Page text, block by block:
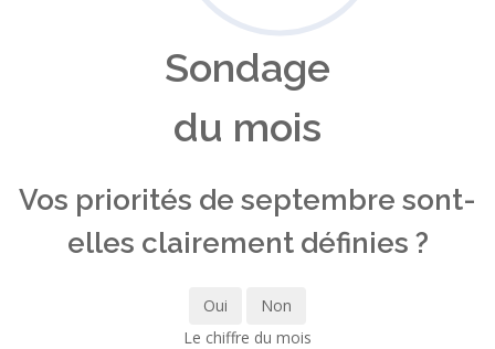
Sondage
du mois
Vos priorités de septembre sont-
elles clairement définies ?
Oui
Non
Le chiffre du mois